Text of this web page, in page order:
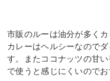
市販のルーは油分が多く
カレーはヘルシーなので
す。またココナッツの甘
で使うと感じにくいのでお